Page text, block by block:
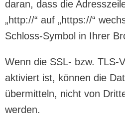
daran, dass die
„http://“ auf „https://“
Schloss-Symbol in Ihrer
Wenn die SSL- bzw. TLS-
aktiviert ist, können die
übermitteln, nicht von
werden.